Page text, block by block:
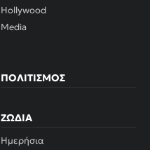
Hollywood
Media
ΠΟΛΙΤΙΣΜΌΣ
ΖΏΔΙΑ
Ημερήσια